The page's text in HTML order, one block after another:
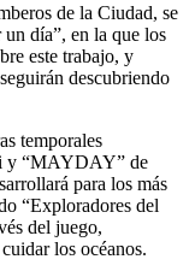
de la Ciudad, se
día”, en la que los
este trabajo, y
descubriendo
temporales
y “MAYDAY” de
para los más
“Exploradores del
del juego,
los océanos.